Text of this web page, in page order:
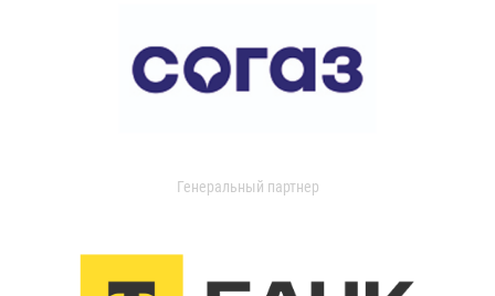
Генеральный партнер